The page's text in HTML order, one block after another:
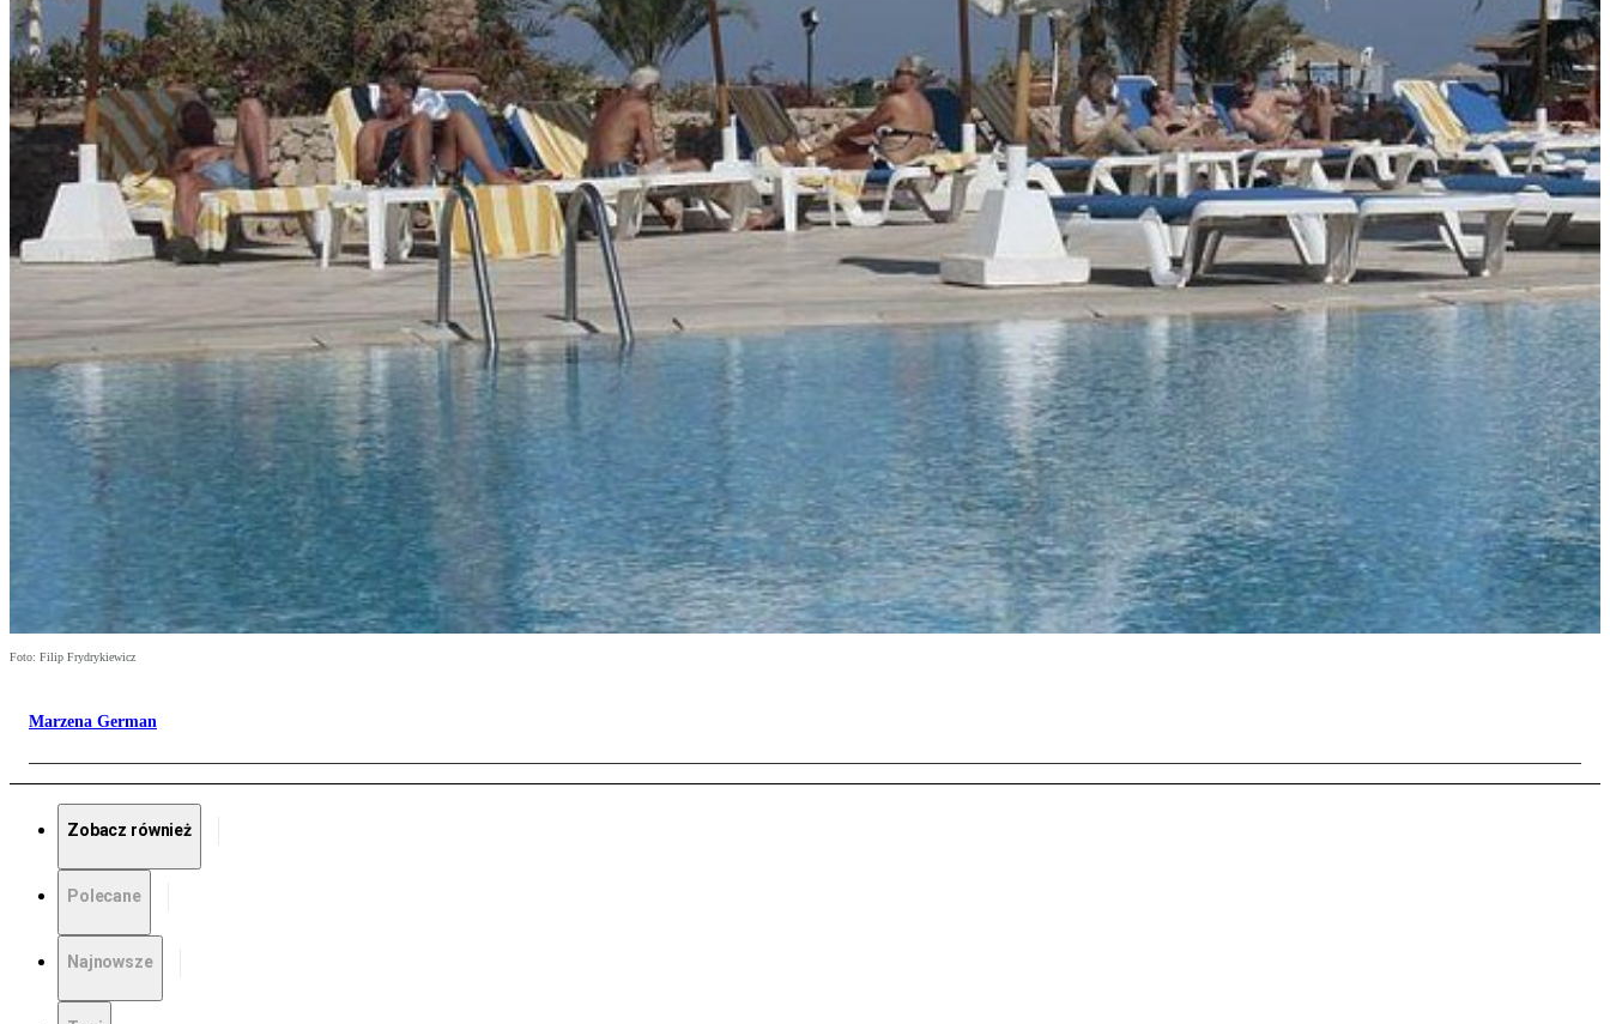
Foto: Filip Frydrykiewicz
Marzena German
Zobacz również
Polecane
Najnowsze